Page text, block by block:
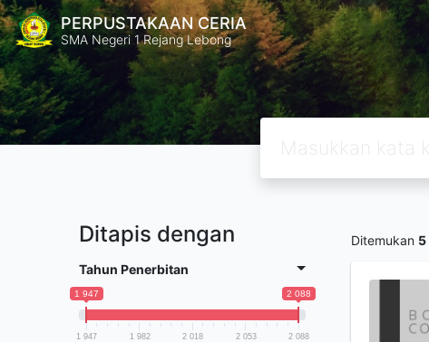
PERPUSTAKAAN CERIA
SMA Negeri 1 Rejang Lebong
Ditapis dengan
Tahun Penerbitan
1 947 2 088
1 947 1 982 2 018 2 053 2 088
Ditemukan 5